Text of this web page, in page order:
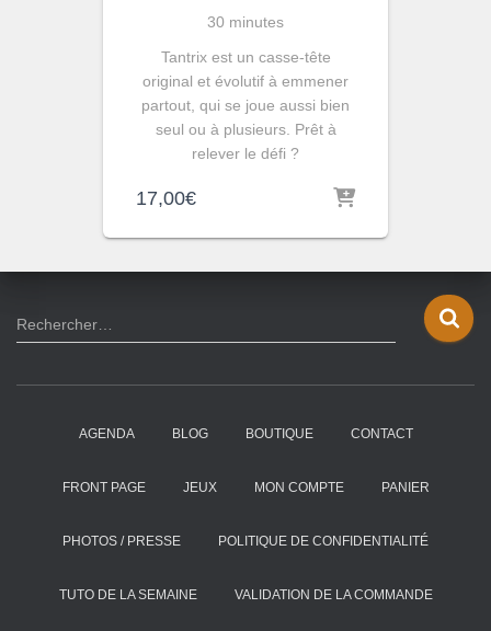
30 minutes
Tantrix est un casse-tête
original et évolutif à emmener
partout, qui se joue aussi bien
seul ou à plusieurs. Prêt à
relever le défi ?
17,00€
R
e
h
Rechercher…
AGENDA BLOG BOUTIQUE CONTACT
FRONT PAGE JEUX MON COMPTE PANIER
PHOTOS / PRESSE POLITIQUE DE CONFIDENTIALITÉ
TUTO DE LA SEMAINE VALIDATION DE LA COMMANDE